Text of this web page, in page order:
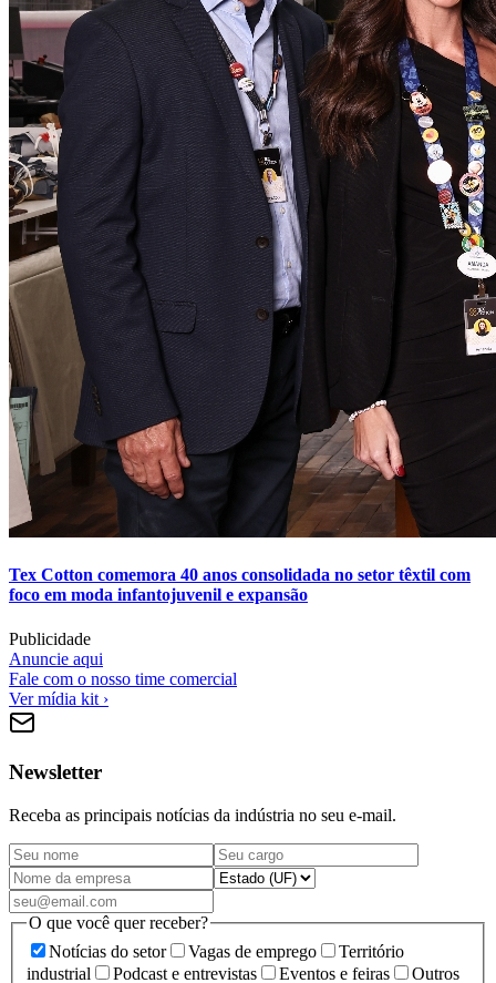
Tex Cotton comemora 40 anos consolidada no setor têxtil com
foco em moda infantojuvenil e expansão
Publicidade
Anuncie aqui
Fale com o nosso time comercial
Ver mídia kit ›
Newsletter
Receba as principais notícias da indústria no seu e-mail.
O que você quer receber?
Notícias do setor
Vagas de emprego
Território
industrial
Podcast e entrevistas Eventos e feiras
Outros